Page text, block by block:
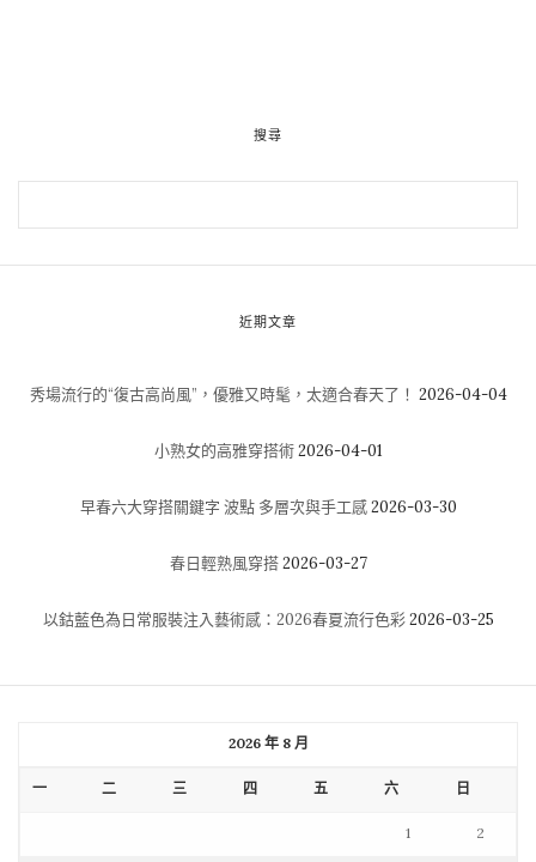
搜尋
近期文章
秀場流行的“復古高尚風”，優雅又時髦，太適合春天了！ 2026-04-04
小熟女的高雅穿搭術 2026-04-01
早春六大穿搭關鍵字 波點 多層次與手工感 2026-03-30
春日輕熟風穿搭 2026-03-27
以鈷藍色為日常服裝注入藝術感：2026春夏流行色彩 2026-03-25
2026 年 8 月
一 二 三 四 五 六 日
1 2